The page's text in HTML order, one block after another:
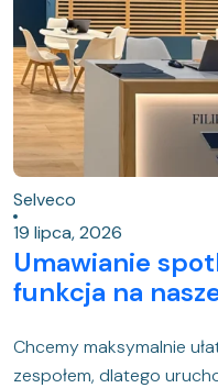
Selveco
19 lipca, 2026
Umawianie
funkcja na
Chcemy maksymalnie
zespołem, dlatego